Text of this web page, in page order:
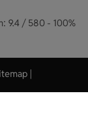
9.4 / 580 - 100%